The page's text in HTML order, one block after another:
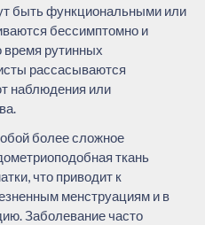
быть функциональными или
бессимптомно и
рутинных
рассасываются
наблюдения или
более сложное
ткань
что приводит к
менструациям и в
Заболевание часто